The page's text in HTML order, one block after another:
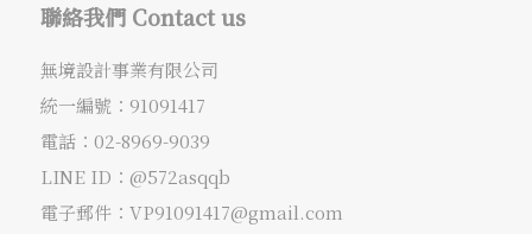
聯絡我們 Contact us
無境設計事業有限公司
統一編號：91091417
電話： 02-8969-9039
LINE ID：@572asqqb
電子郵件： VP91091417@gmail.com